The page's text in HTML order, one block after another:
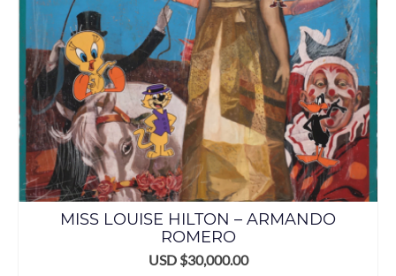
MISS LOUISE HILTON – ARMANDO
ROMERO
USD $30,000.00